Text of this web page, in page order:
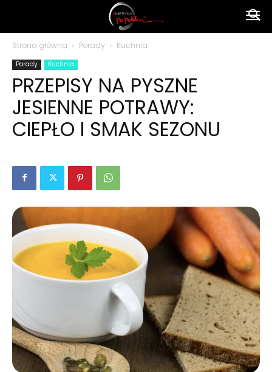
polsku
Strona główna Porady Kuchnia
Porady Kuchnia
PRZEPISY NA PYSZNE
JESIENNE POTRAWY:
CIEPŁO I SMAK SEZONU